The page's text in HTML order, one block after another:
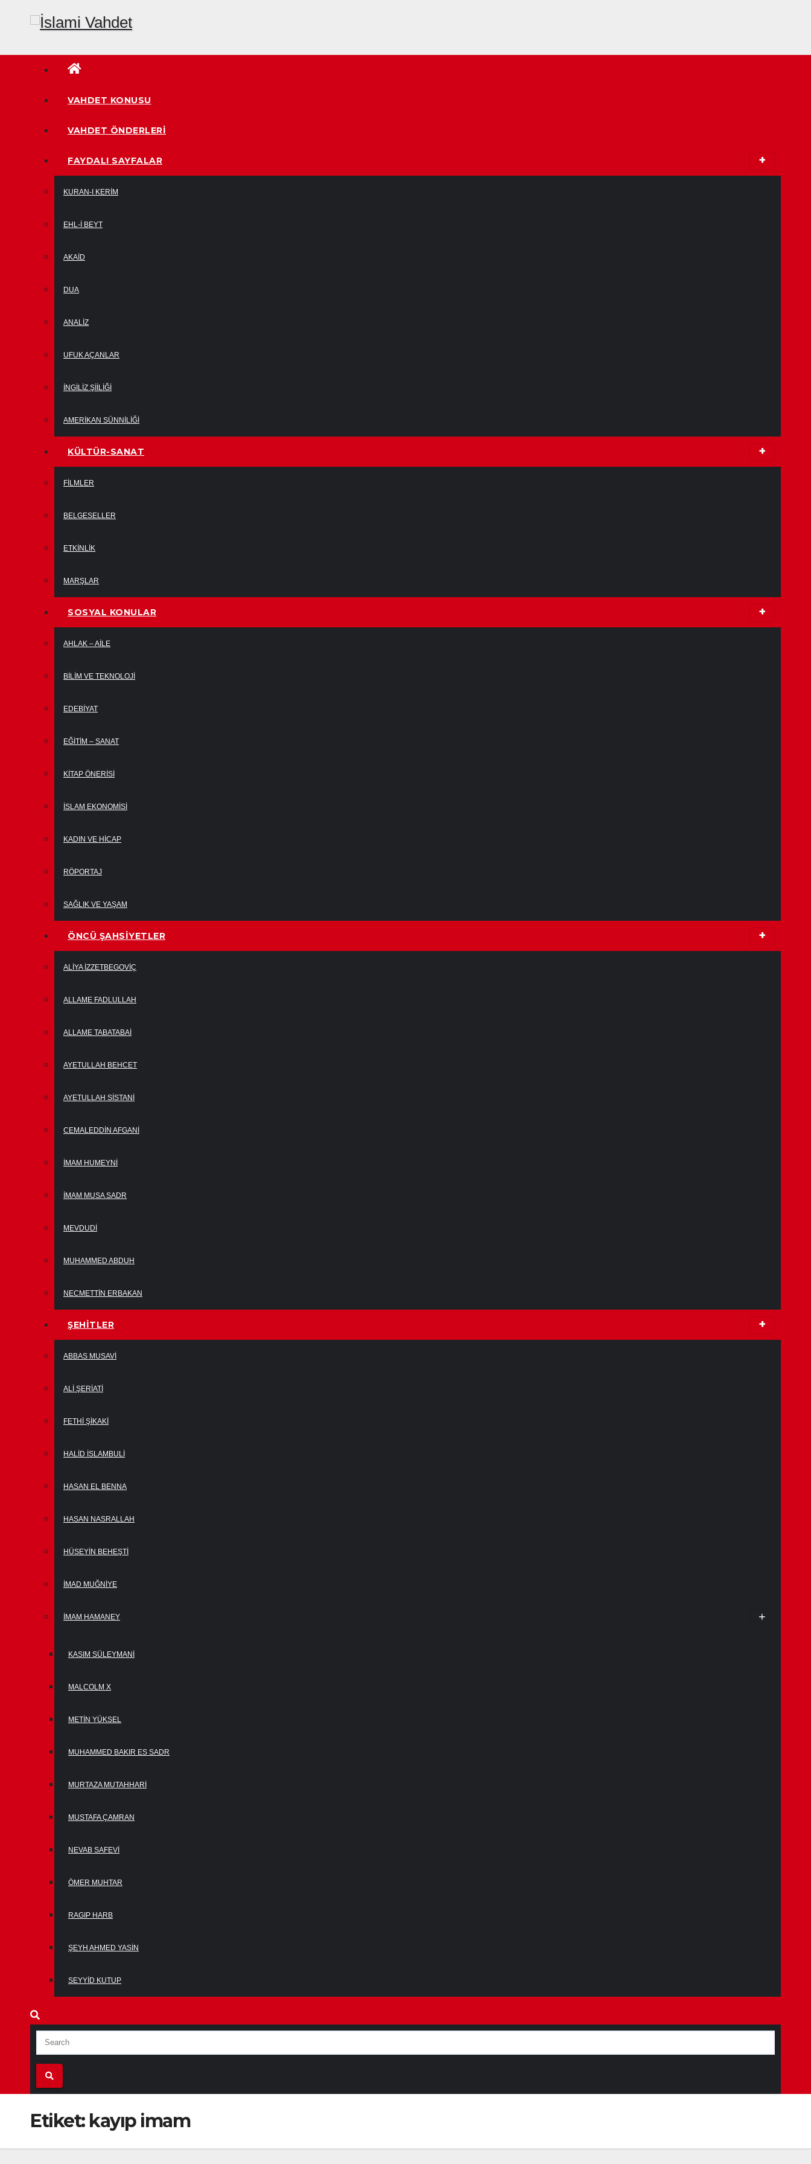
VAHDET KONUSU
VAHDET ÖNDERLERI
FAYDALI SAYFALAR
KURAN-I KERIM
EHL-I BEYT
AKAID
DUA
ANALIZ
UFUK AÇANLAR
İNGILIZ ŞIILIĞI
AMERIKAN SÜNNILIĞI
KÜLTÜR-SANAT
FILMLER
BELGESELLER
ETKINLIK
MARŞLAR
SOSYAL KONULAR
AHLAK – AILE
BILIM VE TEKNOLOJI
EDEBIYAT
EĞITIM – SANAT
KITAP ÖNERISI
İSLAM EKONOMISI
KADIN VE HICAP
RÖPORTAJ
SAĞLIK VE YAŞAM
ÖNCÜ ŞAHSIYETLER
ALIYA İZZETBEGOVIÇ
ALLAME FADLULLAH
ALLAME TABATABAI
AYETULLAH BEHCET
AYETULLAH SISTANI
CEMALEDDIN AFGANI
İMAM HUMEYNI
İMAM MUSA SADR
MEVDUDI
MUHAMMED ABDUH
NECMETTIN ERBAKAN
ŞEHITLER
ABBAS MUSAVI
ALI ŞERIATI
FETHI ŞIKAKI
HALID İSLAMBULI
HASAN EL BENNA
HASAN NASRALLAH
HÜSEYIN BEHEŞTI
İMAD MUĞNIYE
İMAM HAMANEY
KASIM SÜLEYMANI
MALCOLM X
METIN YÜKSEL
MUHAMMED BAKIR ES SADR
MURTAZA MUTAHHARI
MUSTAFA ÇAMRAN
NEVAB SAFEVI
ÖMER MUHTAR
RAGIP HARB
ŞEYH AHMED YASIN
SEYYID KUTUP
Etiket: kayıp imam